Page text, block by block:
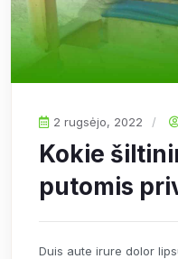
2 rugsėjo, 2022
Kokie
putomis
Duis aute irure dolor